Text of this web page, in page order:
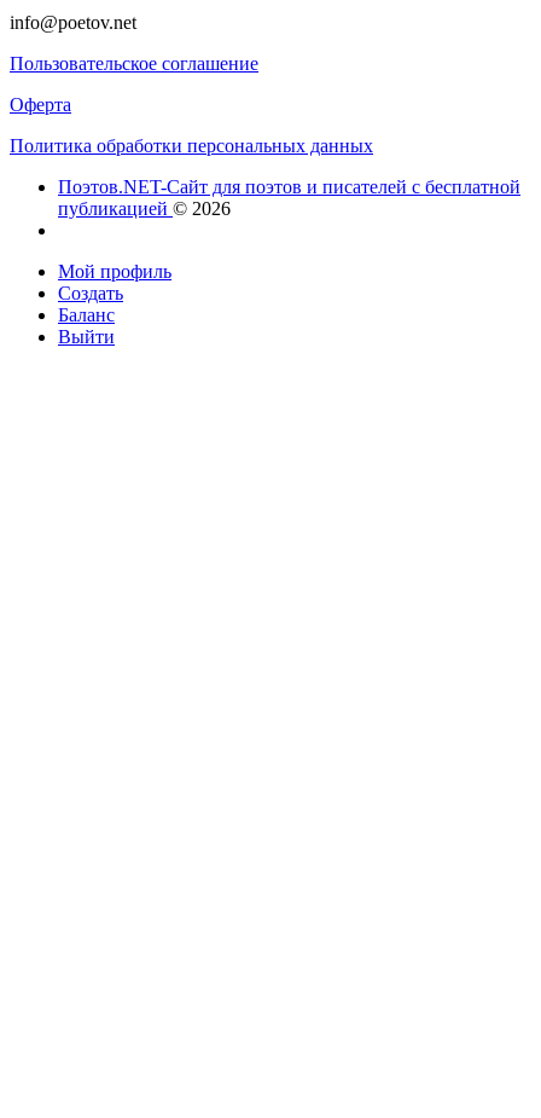
info@poetov.net
Пользовательское соглашение
Оферта
Политика обработки персональных данных
Поэтов.NET-Сайт для поэтов и писателей с бесплатной
публикацией © 2026
Мой профиль
Создать
Баланс
Выйти